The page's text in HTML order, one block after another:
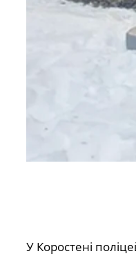
У Коростені